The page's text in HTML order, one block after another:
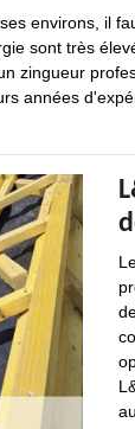
environs, il
sont très
zingueur
années